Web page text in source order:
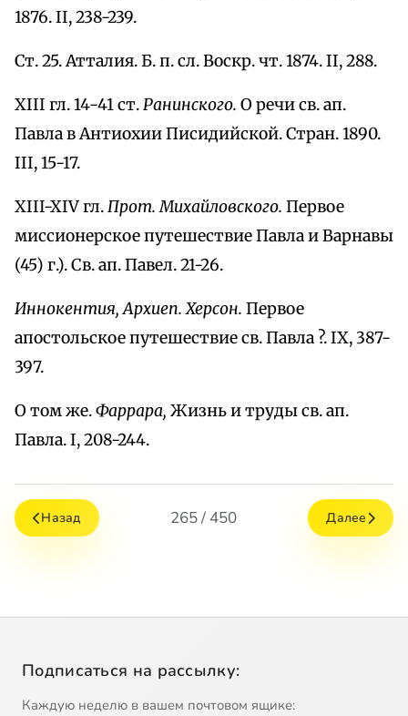
1876. II, 238-239.
Ст. 25. Атталия. Б. п. сл. Воскр. чт. 1874. II, 288.
XIII гл. 14-41 ст.Ранинского. О речи св. ап.
Павла в Антиохии Писидийской. Стран. 1890.
III, 15-17.
XIII-XIV гл.Прот. Михайловского. Первое
миссионерское путешествие Павла и Варнавы
(45) г.). Св. ап. Павел. 21-26.
Иннокентия, Архиеп. Херсон. Первое
апостольское путешествие св. Павла ?. IX, 387-
397.
О том же.Фаррара, Жизнь и труды св. ап.
Павла. I, 208-244.
Назад 265 / 450 Далее
Подписаться на рассылку:
Каждую неделю в вашем почтовом ящике: